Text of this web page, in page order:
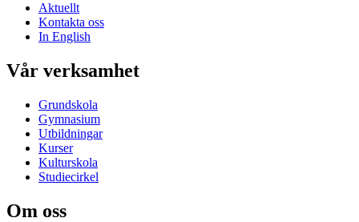
Aktuellt
Kontakta oss
In English
Vår verksamhet
Grundskola
Gymnasium
Utbildningar
Kurser
Kulturskola
Studiecirkel
Om oss